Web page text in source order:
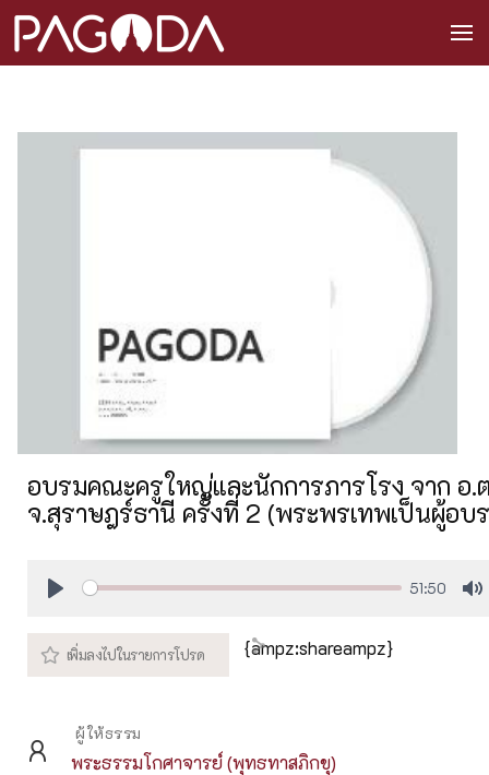
อบรมคณะครูใหญ่และนักการภารโรง จาก อ.
จ.สุราษฎร์ธานี ครั้งที่ 2 (พระพรเทพเป็นผู้อบ
51:50
{ampz:shareampz}
ผู้ให้ธรรม
พระธรรมโกศาจารย์ (พุทธทาสภิกขุ)